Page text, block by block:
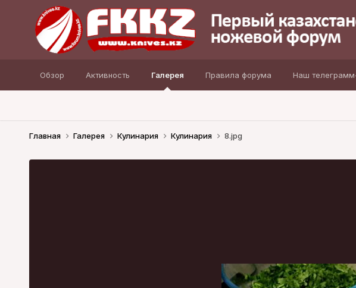
Обзор Активность Галерея Правила форума Наш
Главная Галерея Кулинария Кулинария 8.jpg